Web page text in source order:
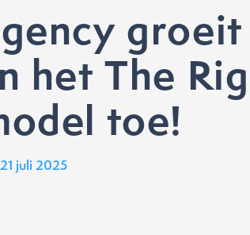
het The
toe!
21 juli 2025